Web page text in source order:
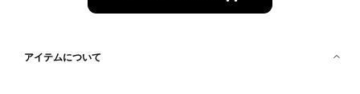
アイテムについて